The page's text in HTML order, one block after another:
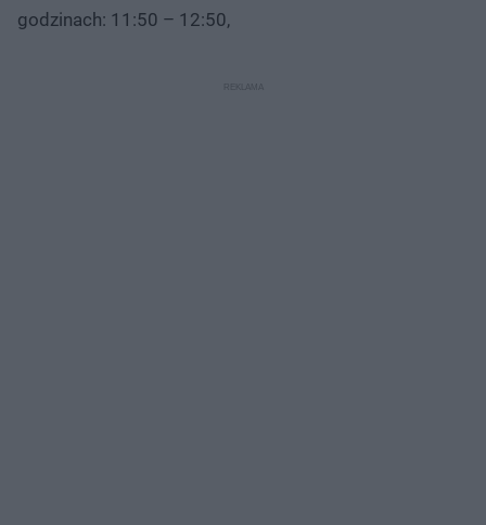
godzinach: 11:50 – 12:50,